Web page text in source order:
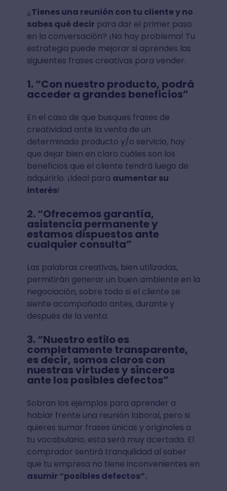
¿Tienes una reunión con tu cliente y no
sabes qué decir para dar el primer paso
en la conversación? ¡No hay problema! Tu
estrategia puede mejorar si aprendes las
siguientes frases creativas para vender.
1. “Con nuestro producto, podrá
acceder a grandes beneficios”
En el caso de que busques frases de
creatividad ante la venta de un
determinado producto y/o servicio, hay
que dejar bien en claro cuáles son los
beneficios que el cliente tendrá luego de
adquirirlo. ¡Ideal para aumentar su
interés!
2. “Ofrecemos garantía,
asistencia permanente y
estamos dispuestos ante
cualquier consulta”
Las palabras creativas, bien utilizadas,
permitirán generar un buen ambiente en la
negociación, sobre todo si el cliente se
siente acompañado antes, durante y
después de la venta.
3. “Nuestro estilo es
completamente transparente,
es decir, somos claros con
nuestras virtudes y sinceros
ante los posibles defectos”
Sobran los ejemplos para aprender a
hablar frente una reunión laboral, pero si
quieres sumar frases únicas y originales a
tu vocabulario, esta será muy acertada. El
comprador sentirá tranquilidad al saber
que tu empresa no tiene inconvenientes en
asumir “posibles defectos”.